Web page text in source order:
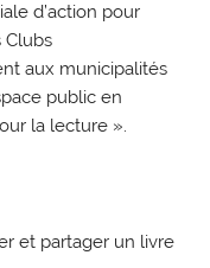
d’action pour
Clubs
aux municipalités
public en
la lecture ».
et partager un livre